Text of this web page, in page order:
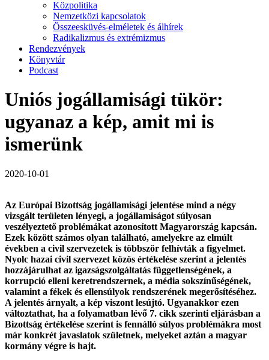
Közpolitika
Nemzetközi kapcsolatok
Összeesküvés-elméletek és álhírek
Radikalizmus és extrémizmus
Rendezvények
Könyvtár
Podcast
Uniós jogállamisági tükör:
ugyanaz a kép, amit mi is
ismerünk
2020-10-01
Az Európai Bizottság jogállamisági jelentése mind a négy
vizsgált területen lényegi, a jogállamiságot súlyosan
veszélyeztető problémákat azonosított Magyarország kapcsán.
Ezek között számos olyan található, amelyekre az elmúlt
években a civil szervezetek is többször felhívták a figyelmet.
Nyolc hazai civil szervezet közös értékelése szerint a jelentés
hozzájárulhat az igazságszolgáltatás függetlenségének, a
korrupció elleni keretrendszernek, a média sokszínűségének,
valamint a fékek és ellensúlyok rendszerének megerősítéséhez.
A jelentés árnyalt, a kép viszont lesújtó. Ugyanakkor ezen
változtathat, ha a folyamatban lévő 7. cikk szerinti eljárásban a
Bizottság értékelése szerint is fennálló súlyos problémákra most
már konkrét javaslatok születnek, melyeket aztán a magyar
kormány végre is hajt.